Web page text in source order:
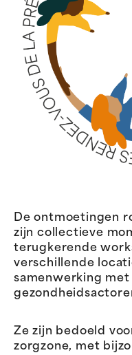
De ontmoetingen
zijn collectieve
terugkerende
verschillende
samenwerking met
Ze zijn bedoeld
zorgzone, met